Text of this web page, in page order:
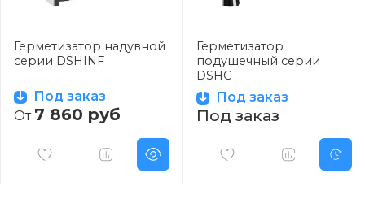
Герметизатор надувной
серии DSHINF
Под заказ
От 7 860 руб
Герметизатор
подушечный серии
DSHC
Под заказ
Под заказ